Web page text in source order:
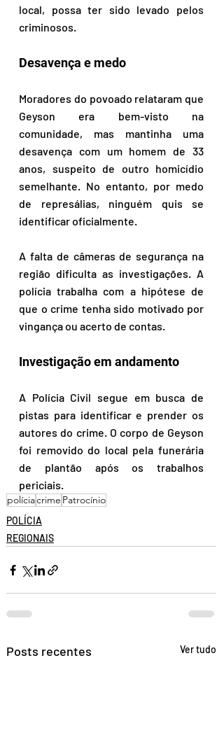
local, possa ter sido levado pelos
criminosos.
Desavença e medo
Moradores do povoado relataram que
Geyson era bem-visto na
comunidade, mas mantinha uma
desavença com um homem de 33
anos, suspeito de outro homicídio
semelhante. No entanto, por medo
de represálias, ninguém quis se
identificar oficialmente.
A falta de câmeras de segurança na
região dificulta as investigações. A
polícia trabalha com a hipótese de
que o crime tenha sido motivado por
vingança ou acerto de contas.
Investigação em andamento
A Polícia Civil segue em busca de
pistas para identificar e prender os
autores do crime. O corpo de Geyson
foi removido do local pela funerária
de plantão após os trabalhos
periciais.
políciacrime Patrocínio
POLÍCIA
REGIONAIS
Posts recentes Ver tudo